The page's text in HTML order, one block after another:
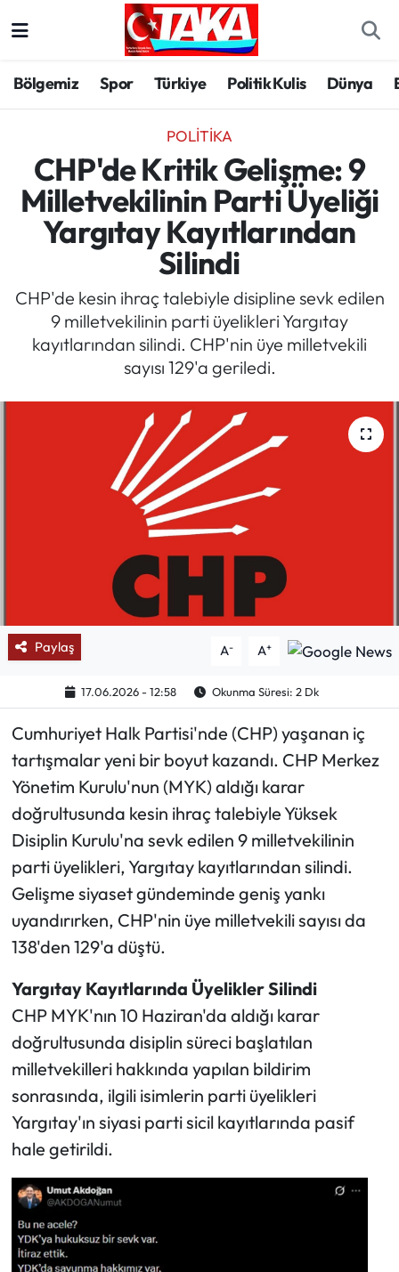
Bölgemiz Spor Türkiye Politik Kulis Dünya
POLITIKA
CHP'de Kritik Gelişme: 9
Milletvekilinin Parti Üyeliği
Yargıtay Kayıtlarından
Silindi
CHP'de kesin ihraç talebiyle disipline sevk edilen
9 milletvekilinin parti üyelikleri Yargıtay
kayıtlarından silindi. CHP'nin üye milletvekili
sayısı 129'a geriledi.
Paylaş A- A+
17.06.2026 - 12:58 Okunma Süresi: 2 Dk
Cumhuriyet Halk Partisi'nde (CHP) yaşanan iç
tartışmalar yeni bir boyut kazandı. CHP Merkez
Yönetim Kurulu'nun (MYK) aldığı karar
doğrultusunda kesin ihraç talebiyle Yüksek
Disiplin Kurulu'na sevk edilen 9 milletvekilinin
parti üyelikleri, Yargıtay kayıtlarından silindi.
Gelişme siyaset gündeminde geniş yankı
uyandırırken, CHP'nin üye milletvekili sayısı da
138'den 129'a düştü.
Yargıtay Kayıtlarında Üyelikler Silindi
CHP MYK'nın 10 Haziran'da aldığı karar
doğrultusunda disiplin süreci başlatılan
milletvekilleri hakkında yapılan bildirim
sonrasında, ilgili isimlerin parti üyelikleri
Yargıtay'ın siyasi parti sicil kayıtlarında pasif
hale getirildi.
Spor
Türkiye
Kültür/Sanat
Politika
Politik Kulis
Dünya
Mektup Galeri
Köşe Yazıları
Karikatür Galeri
BIK
ASTROLOJİ
Spor Yazıları
Mektup Galeri
Ekonomi
Sağlık
Turizm
Trabzon Hava Durumu
Trabzon Trafik Yoğunluk Haritası
Süper Lig Puan Durumu ve Fikstür
Tüm Manşetler
Son Dakika Haberleri
Haber Arşivi